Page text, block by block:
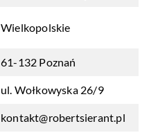
Wielkopolskie
61-132 Poznań
ul. Wołkowyska 26/9
kontakt@robertsierant.pl